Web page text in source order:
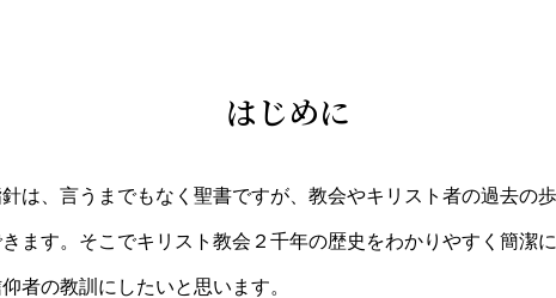
はじめに
は、言うまでもなく聖書ですが、教会やキリスト者の過去の
ます。そこでキリスト教会２千年の歴史をわかりやすく簡潔
者の教訓にしたいと思います。